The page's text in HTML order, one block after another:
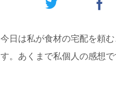
今日は私が食材の宅配を頼
す。あくまで私個人の感想で